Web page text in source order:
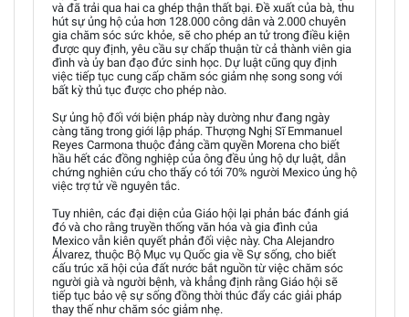
và đã trải qua hai ca ghép thận thất bại. Đề xuất của bà, thu
hút sự ủng hộ của hơn 128.000 công dân và 2.000 chuyên
gia chăm sóc sức khỏe, sẽ cho phép an tử trong điều kiện
được quy định, yêu cầu sự chấp thuận từ cả thành viên gia
đình và ủy ban đạo đức sinh học. Dự luật cũng quy định
việc tiếp tục cung cấp chăm sóc giảm nhẹ song song với
bất kỳ thủ tục được cho phép nào.
Sự ủng hộ đối với biện pháp này dường như đang ngày
càng tăng trong giới lập pháp. Thượng Nghị Sĩ Emmanuel
Reyes Carmona thuộc đảng cầm quyền Morena cho biết
hầu hết các đồng nghiệp của ông đều ủng hộ dự luật, dẫn
chứng nghiên cứu cho thấy có tới 70% người Mexico ủng hộ
việc trợ tử về nguyên tắc.
Tuy nhiên, các đại diện của Giáo hội lại phản bác đánh giá
đó và cho rằng truyền thống văn hóa và gia đình của
Mexico vẫn kiên quyết phản đối việc này. Cha Alejandro
Álvarez, thuộc Bộ Mục vụ Quốc gia về Sự sống, cho biết
cấu trúc xã hội của đất nước bắt nguồn từ việc chăm sóc
người già và người bệnh, và khẳng định rằng Giáo hội sẽ
tiếp tục bảo vệ sự sống đồng thời thúc đẩy các giải pháp
thay thế như chăm sóc giảm nhẹ.